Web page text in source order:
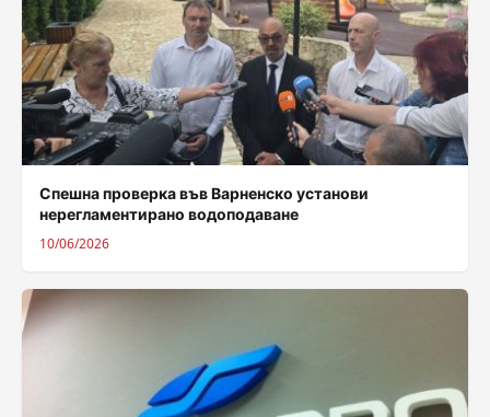
Спешна проверка във Варненско установи
нерегламентирано водоподаване
10/06/2026